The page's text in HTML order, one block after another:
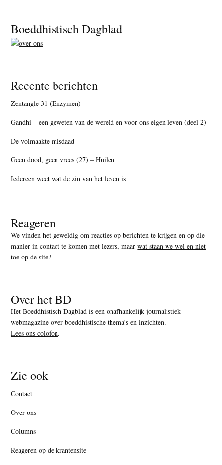
Footer
Boeddhistisch Dagblad
Recente berichten
Zentangle 31 (Enzymen)
Gandhi – een geweten van de wereld en voor ons eigen leven (deel 2)
De volmaakte misdaad
Geen dood, geen vrees (27) – Huilen
Iedereen weet wat de zin van het leven is
Reageren
We vinden het geweldig om reacties op berichten te krijgen en op die
manier in contact te komen met lezers, maarwat staan we wel en niet
toe op de site?
Over het BD
Het Boeddhistisch Dagblad is een onafhankelijk journalistiek
webmagazine over boeddhistische thema’s en inzichten.
Lees ons colofon.
Zie ook
Contact
Over ons
Columns
Reageren op de krantensite